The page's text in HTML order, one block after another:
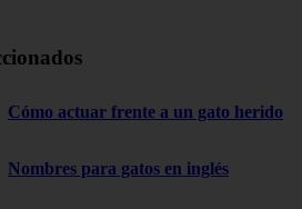
Cómo actuar frente a un gato herido
Nombres para gatos en inglés